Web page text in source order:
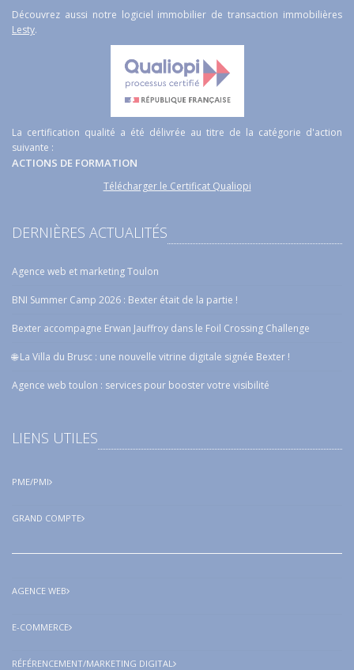
Découvrez aussi notre logiciel immobilier de transaction immobilières
Lesty.
La certification qualité a été délivrée au titre de la catégorie d'action
suivante :
ACTIONS DE FORMATION
Télécharger le Certificat Qualiopi
DERNIÈRES ACTUALITÉS
Agence web et marketing Toulon
BNI Summer Camp 2026 : Bexter était de la partie !
Bexter accompagne Erwan Jauffroy dans le Foil Crossing Challenge
🌐 La Villa du Brusc : une nouvelle vitrine digitale signée Bexter !
Agence web toulon : services pour booster votre visibilité
LIENS UTILES
PME/PMI
GRAND COMPTE
AGENCE WEB
E-COMMERCE
RÉFÉRENCEMENT/MARKETING DIGITAL